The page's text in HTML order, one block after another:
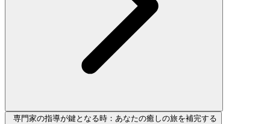
専門家の指導が鍵となる時：あなたの癒しの旅を補完する